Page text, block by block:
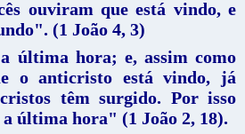
ouviram que está vindo, e
(1 João 4, 3)
última hora; e, assim como
o anticristo está vindo, já
têm surgido. Por isso
a última hora" (1 João 2, 18).